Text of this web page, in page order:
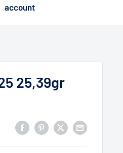
account
25,39gr